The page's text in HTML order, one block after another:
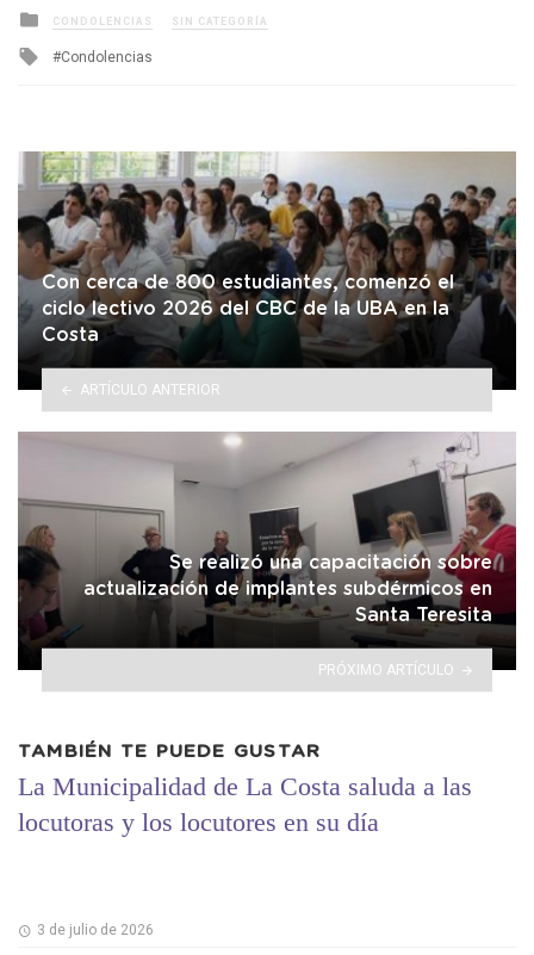
Posted
in
CONDOLENCIAS SIN CATEGORÍA
Tagged
Condolencias
Con cerca de 800 estudiantes, comenzó el
ciclo lectivo 2026 del CBC de la UBA en la
Costa
ARTÍCULO ANTERIOR
Se realizó una capacitación sobre
actualización de implantes subdérmicos en
Santa Teresita
PRÓXIMO ARTÍCULO
TAMBIÉN TE PUEDE GUSTAR
La Municipalidad de La Costa saluda a las
locutoras y los locutores en su día
3 de julio de 2026